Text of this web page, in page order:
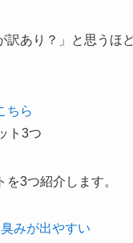
訳あり？」と思うほ
ちら
ト3つ
3つ紹介します。
みが出やすい